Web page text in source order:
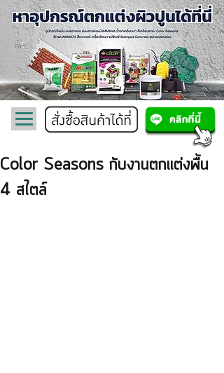
Color Seasons กับงานตกแต่งพื้น
4 สไตล์